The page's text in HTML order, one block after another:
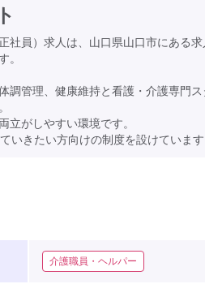
社員）求人は、山口県山口市にある
。
調管理、健康維持と看護・介護専門
立がしやすい環境です。
いきたい方向けの制度を設けています
介護職員・ヘルパー